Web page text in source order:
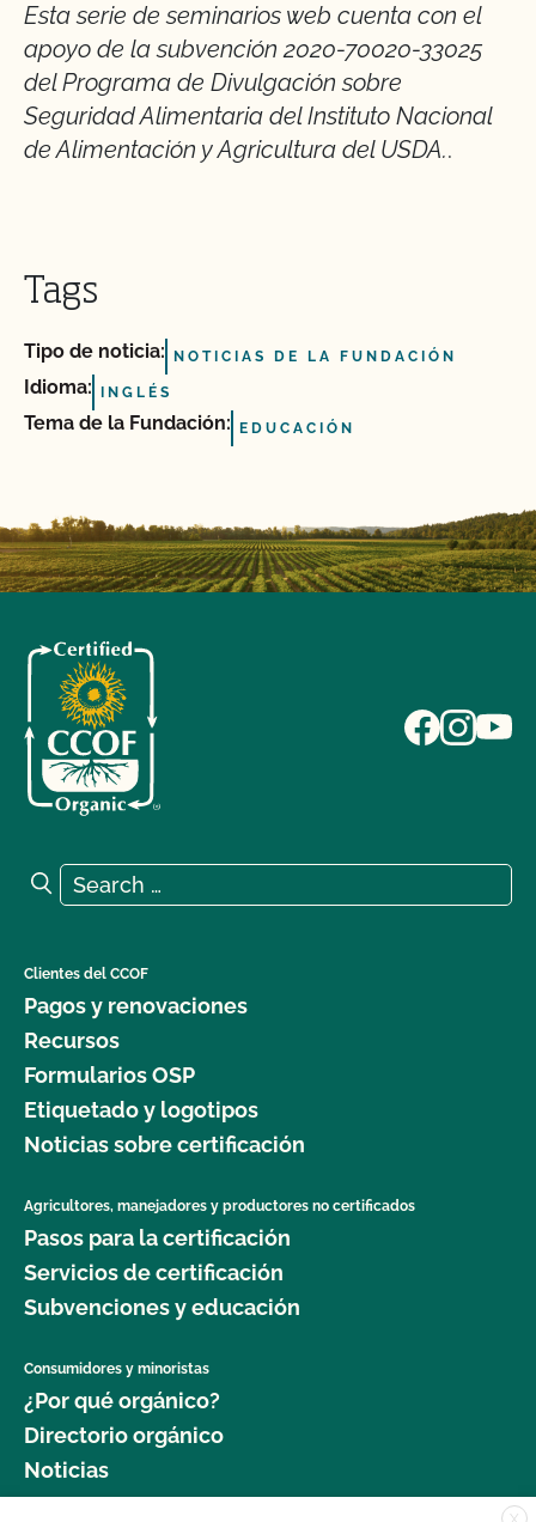
Esta serie de seminarios web cuenta con el
apoyo de la subvención 2020-70020-33025
del Programa de Divulgación sobre
Seguridad Alimentaria del Instituto Nacional
de Alimentación y Agricultura del USDA..
Tags
Tipo de noticia: NOTICIAS DE LA FUNDACIÓN
Idioma: INGLÉS
Tema de la Fundación: EDUCACIÓN
Search for:
Search
Clientes del CCOF
Pagos y renovaciones
Recursos
Formularios OSP
Etiquetado y logotipos
Noticias sobre certificación
Agricultores, manejadores y productores no certificados
Pasos para la certificación
Servicios de certificación
Subvenciones y educación
Consumidores y minoristas
¿Por qué orgánico?
Directorio orgánico
Noticias